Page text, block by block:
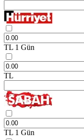
TL 1 Gün
TL
TL 1 Gün